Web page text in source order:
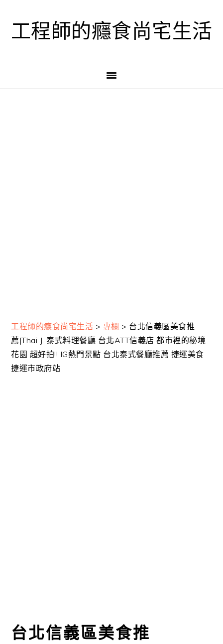
工程師的癮食尚宅生活
工程師的癮食尚宅生活 > 專欄 > 台北信義區美食推
薦|Thai J. 泰式料理餐廳 台北ATT信義店 都市裡的秘境
花園 超好拍!! IG熱門景點 台北泰式餐廳推薦 捷運美食
捷運市政府站
台北信義區美食推